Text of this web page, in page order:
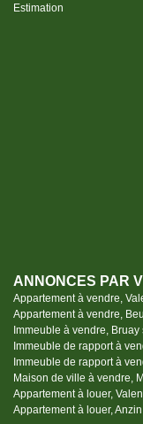
Estimation
ANNONCES PAR
Appartement à vendre,
Appartement à vendre,
Immeuble à vendre, Bruay
Immeuble de rapport à
Immeuble de rapport à
Maison de ville à vendre,
Appartement à louer,
Appartement à louer, Anzin